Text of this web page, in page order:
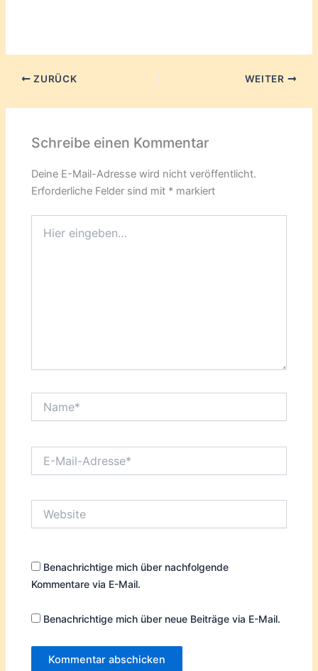
ZURÜCK WEITER
Schreibe einen Kommentar
Deine E-Mail-Adresse wird nicht veröffentlicht.
Erforderliche Felder sind mit * markiert
eingeben…
Mail-
Benachrichtige mich über nachfolgende
Kommentare via E-Mail.
Benachrichtige mich über neue Beiträge via E-Mail.